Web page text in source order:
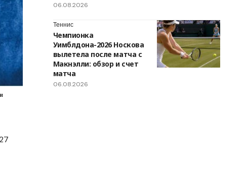
06.08.2026
Теннис
Чемпионка
Уимблдона-2026 Носкова
вылетела после матча с
Макнэлли: обзор и счет
матча
06.08.2026